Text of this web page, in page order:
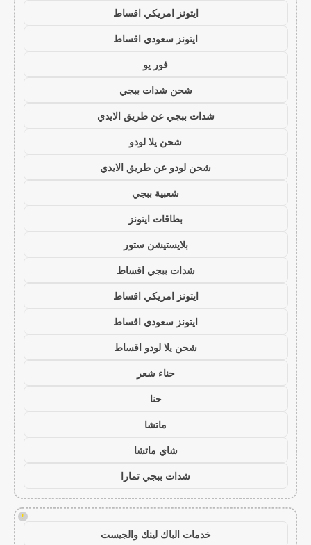
ايتونز امريكي اقساط
ايتونز سعودي اقساط
فور يو
شحن شدات ببجي
شدات ببجي عن طريق الايدي
شحن يلا لودو
شحن لودو عن طريق الايدي
شعبية ببجي
بطاقات ايتونز
بلايستيشن ستور
شدات ببجي اقساط
ايتونز امريكي اقساط
ايتونز سعودي اقساط
شحن يلا لودو اقساط
حناء شعر
حنا
ماتشا
شاي ماتشا
شدات ببجي تمارا
!
خدمات الباك لينك والجيست